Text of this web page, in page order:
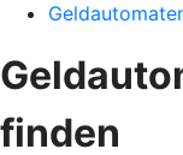
finden